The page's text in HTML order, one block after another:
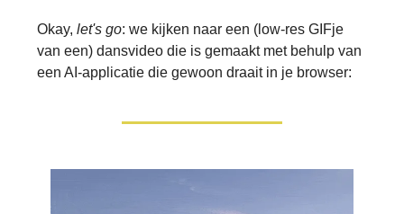
Okay, let's go: we kijken naar een (low-res GIFje
van een) dansvideo die is gemaakt met behulp van
een AI-applicatie die gewoon draait in je browser: